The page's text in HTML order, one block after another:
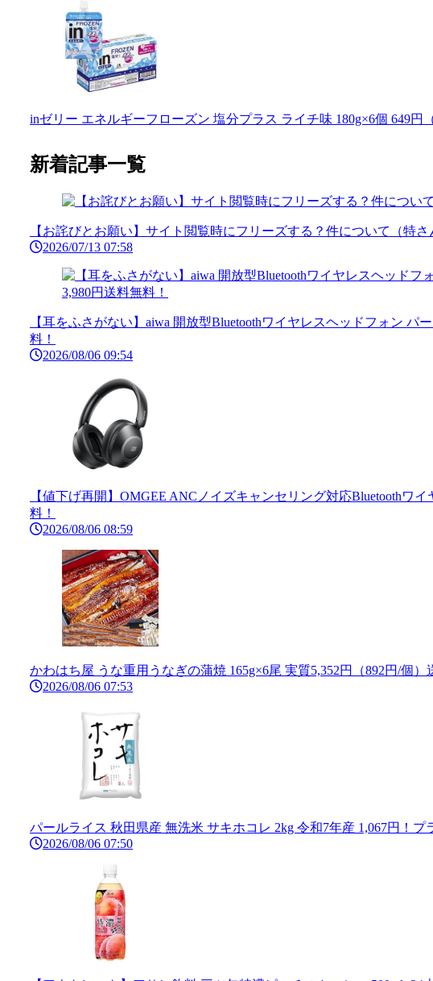
inゼリー エネルギーフローズン 塩分プラス ライチ味 180g×6個 649円
新着記事一覧
【お詫びとお願い】サイト閲覧時にフリーズする？件について（特さ
2026/07/13 07:58
【耳をふさがない】aiwa 開放型Bluetoothワイヤレスヘッドフォン パ
料！
2026/08/06 09:54
【値下げ再開】OMGEE ANCノイズキャンセリング対応Bluetoothワ
料！
2026/08/06 08:59
かわはち屋 うな重用うなぎの蒲焼 165g×6尾 実質5,352円（892円/個）
2026/08/06 07:53
パールライス 秋田県産 無洗米 サキホコレ 2kg 令和7年産 1,067円！プ
2026/08/06 07:50